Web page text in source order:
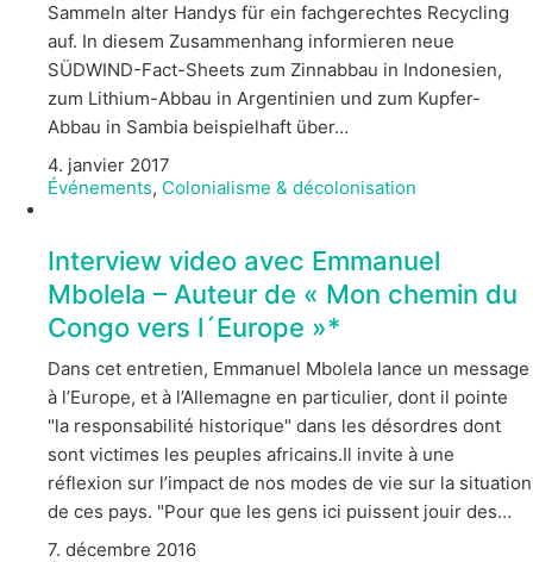
Sammeln alter Handys für ein fachgerechtes Recycling
auf. In diesem Zusammenhang informieren neue
SÜDWIND-Fact-Sheets zum Zinnabbau in Indonesien,
zum Lithium-Abbau in Argentinien und zum Kupfer-
Abbau in Sambia beispielhaft über…
4. janvier 2017
Événements, Colonialisme & décolonisation
Interview video avec Emmanuel
Mbolela – Auteur de « Mon chemin du
Congo vers l´Europe »*
Dans cet entretien, Emmanuel Mbolela lance un message
à l’Europe, et à l’Allemagne en particulier, dont il pointe
"la responsabilité historique" dans les désordres dont
sont victimes les peuples africains.Il invite à une
réflexion sur l’impact de nos modes de vie sur la situation
de ces pays. "Pour que les gens ici puissent jouir des…
7. décembre 2016